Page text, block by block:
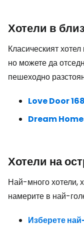
Хотели в
Класическият
но можете да
пешеходно
Love Door 168
Dream
Хотели на
Най-много хотели,
намерите в най-
Изберете